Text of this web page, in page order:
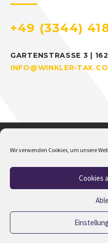
Wir verwenden Cookies, um unsere
Cookies
+49 (3344)
GARTENSTRASSE 3 |
INFO@WINKLER-
2023 ©